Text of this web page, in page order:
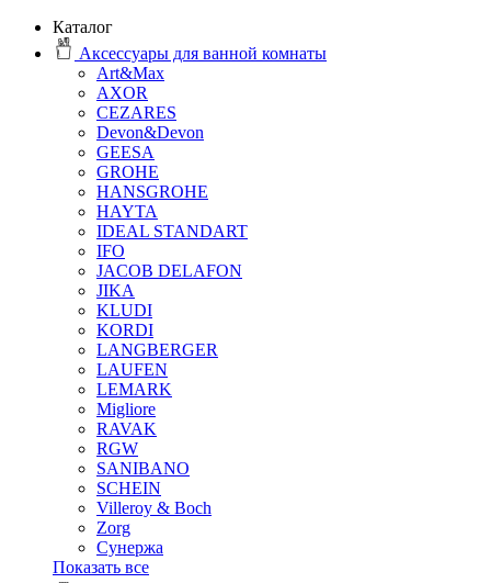
Каталог
Аксессуары для ванной комнаты
Art&Max
AXOR
CEZARES
Devon&Devon
GEESA
GROHE
HANSGROHE
HAYTA
IDEAL STANDART
IFO
JACOB DELAFON
JIKA
KLUDI
KORDI
LANGBERGER
LAUFEN
LEMARK
Migliore
RAVAK
RGW
SANIBANO
SCHEIN
Villeroy & Boch
Zorg
Сунержа
Показать все